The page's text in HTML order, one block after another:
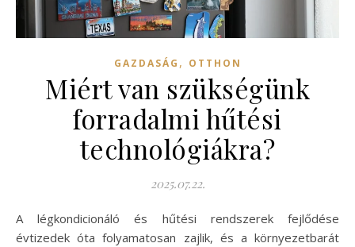
GAZDASÁG , OTTHON
Miért van szükségünk
forradalmi hűtési
technológiákra?
2025.07.22.
A légkondicionáló és hűtési rendszerek fejlődése
évtizedek óta folyamatosan zajlik, és a környezetbarát